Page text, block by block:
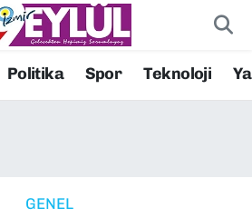
Politika Spor Teknoloji
GENEL
Durumu ve Fikstür